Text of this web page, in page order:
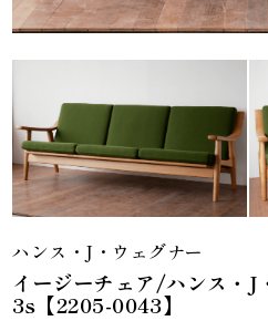
ハンス・J・ウェグナー
イージーチェア/ハンス・
3s【2205-0043】